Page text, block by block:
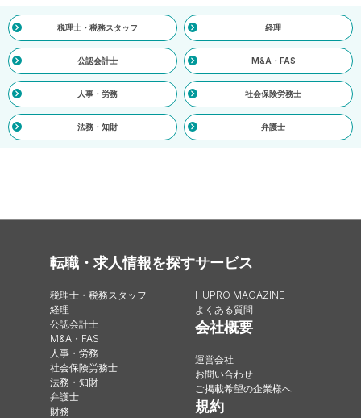
税理士・税務スタッフ 経理
公認会計士 M&A・FAS
人事・労務 社会保険労務士
法務・知財 弁護士
転職・求人情報を探す
税理士・税務スタッフ
経理
公認会計士
M&A・FAS
人事・労務
社会保険労務士
法務・知財
弁護士
財務
サービス
HUPRO MAGAZINE
よくある質問
会社概要
運営会社
お問い合わせ
ご掲載希望の企業様へ
規約